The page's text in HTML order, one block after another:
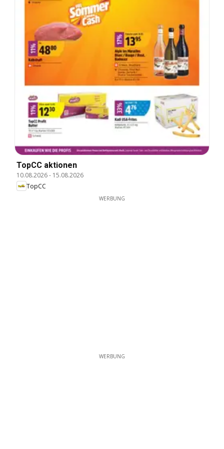
TopCC aktionen
10.08.2026- 15.08.2026
TopCC
WERBUNG
WERBUNG